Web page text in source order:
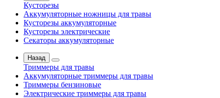
Кусторезы
Аккумуляторные ножницы для травы
Кусторезы аккумуляторные
Кусторезы электрические
Секаторы аккумуляторные
Назад
Триммеры для травы
Аккумуляторные триммеры для травы
Триммеры бензиновые
Электрические триммеры для травы